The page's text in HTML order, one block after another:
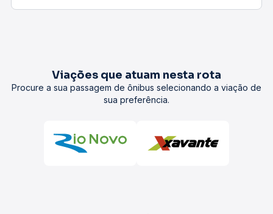
Viações que atuam nesta rota
Procure a sua passagem de ônibus selecionando a viação de
sua preferência.